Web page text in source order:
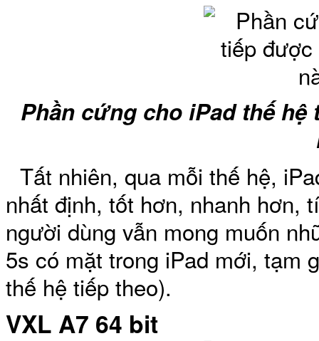
Túi xách
Ốp lưng Sony
Phần cứng cho iPad thế
Tất nhiên, qua mỗi thế hệ,
nhất định, tốt hơn, nhanh hơn,
người dùng vẫn mong muốn
5s có mặt trong iPad mới, tạm
thế hệ tiếp theo).
VXL A7 64 bit